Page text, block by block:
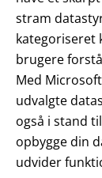
stram
kategoriseret
brugere
Med
udvalgte
også i stand
opbygge din
udvider